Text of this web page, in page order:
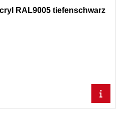
RAL9005 tiefenschwarz